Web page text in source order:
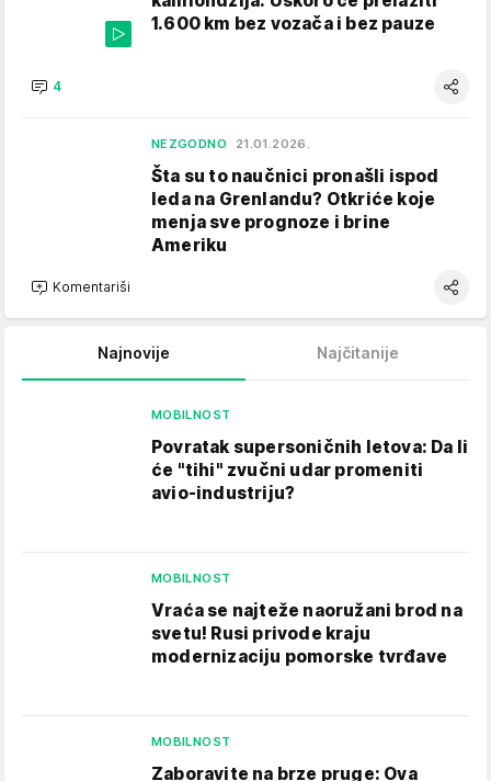
1.600 km bez vozača i bez pauze
4
NEZGODNO 21.01.2026.
Šta su to naučnici pronašli ispod
leda na Grenlandu? Otkriće koje
menja sve prognoze i brine
Ameriku
Komentariši
Najnovije Najčitanije
MOBILNOST
Povratak supersoničnih letova: Da li
će "tihi" zvučni udar promeniti
avio-industriju?
MOBILNOST
Vraća se najteže naoružani brod na
svetu! Rusi privode kraju
modernizaciju pomorske tvrđave
MOBILNOST
Zaboravite na brze pruge: Ova